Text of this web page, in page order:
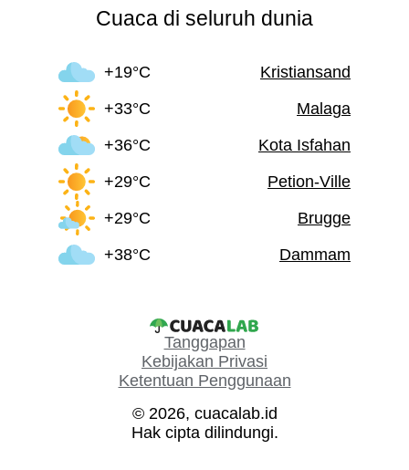
Cuaca di seluruh dunia
+19°C
Kristiansand
+33°C
Malaga
+36°C
Kota Isfahan
+29°C
Petion-Ville
+29°C
Brugge
+38°C
Dammam
Tanggapan
Kebijakan Privasi
Ketentuan Penggunaan
© 2026, cuacalab.id
Hak cipta dilindungi.